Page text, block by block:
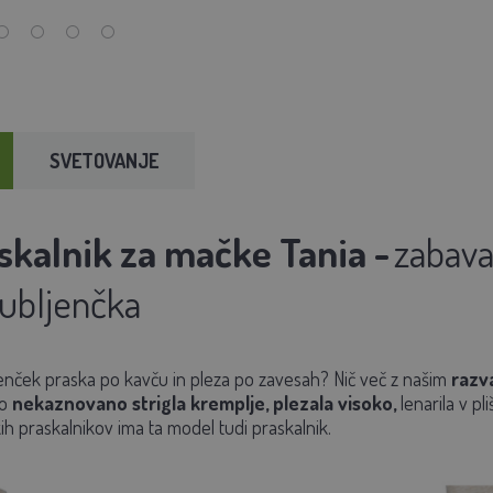
SVETOVANJE
za mačke Tania -
praska po kavču in pleza po zavesah? Nič večz našim
nekaznovano strigla kremplje, plezala visoko, lenarila v
praskalnikov ima ta model tudi praskalnik.